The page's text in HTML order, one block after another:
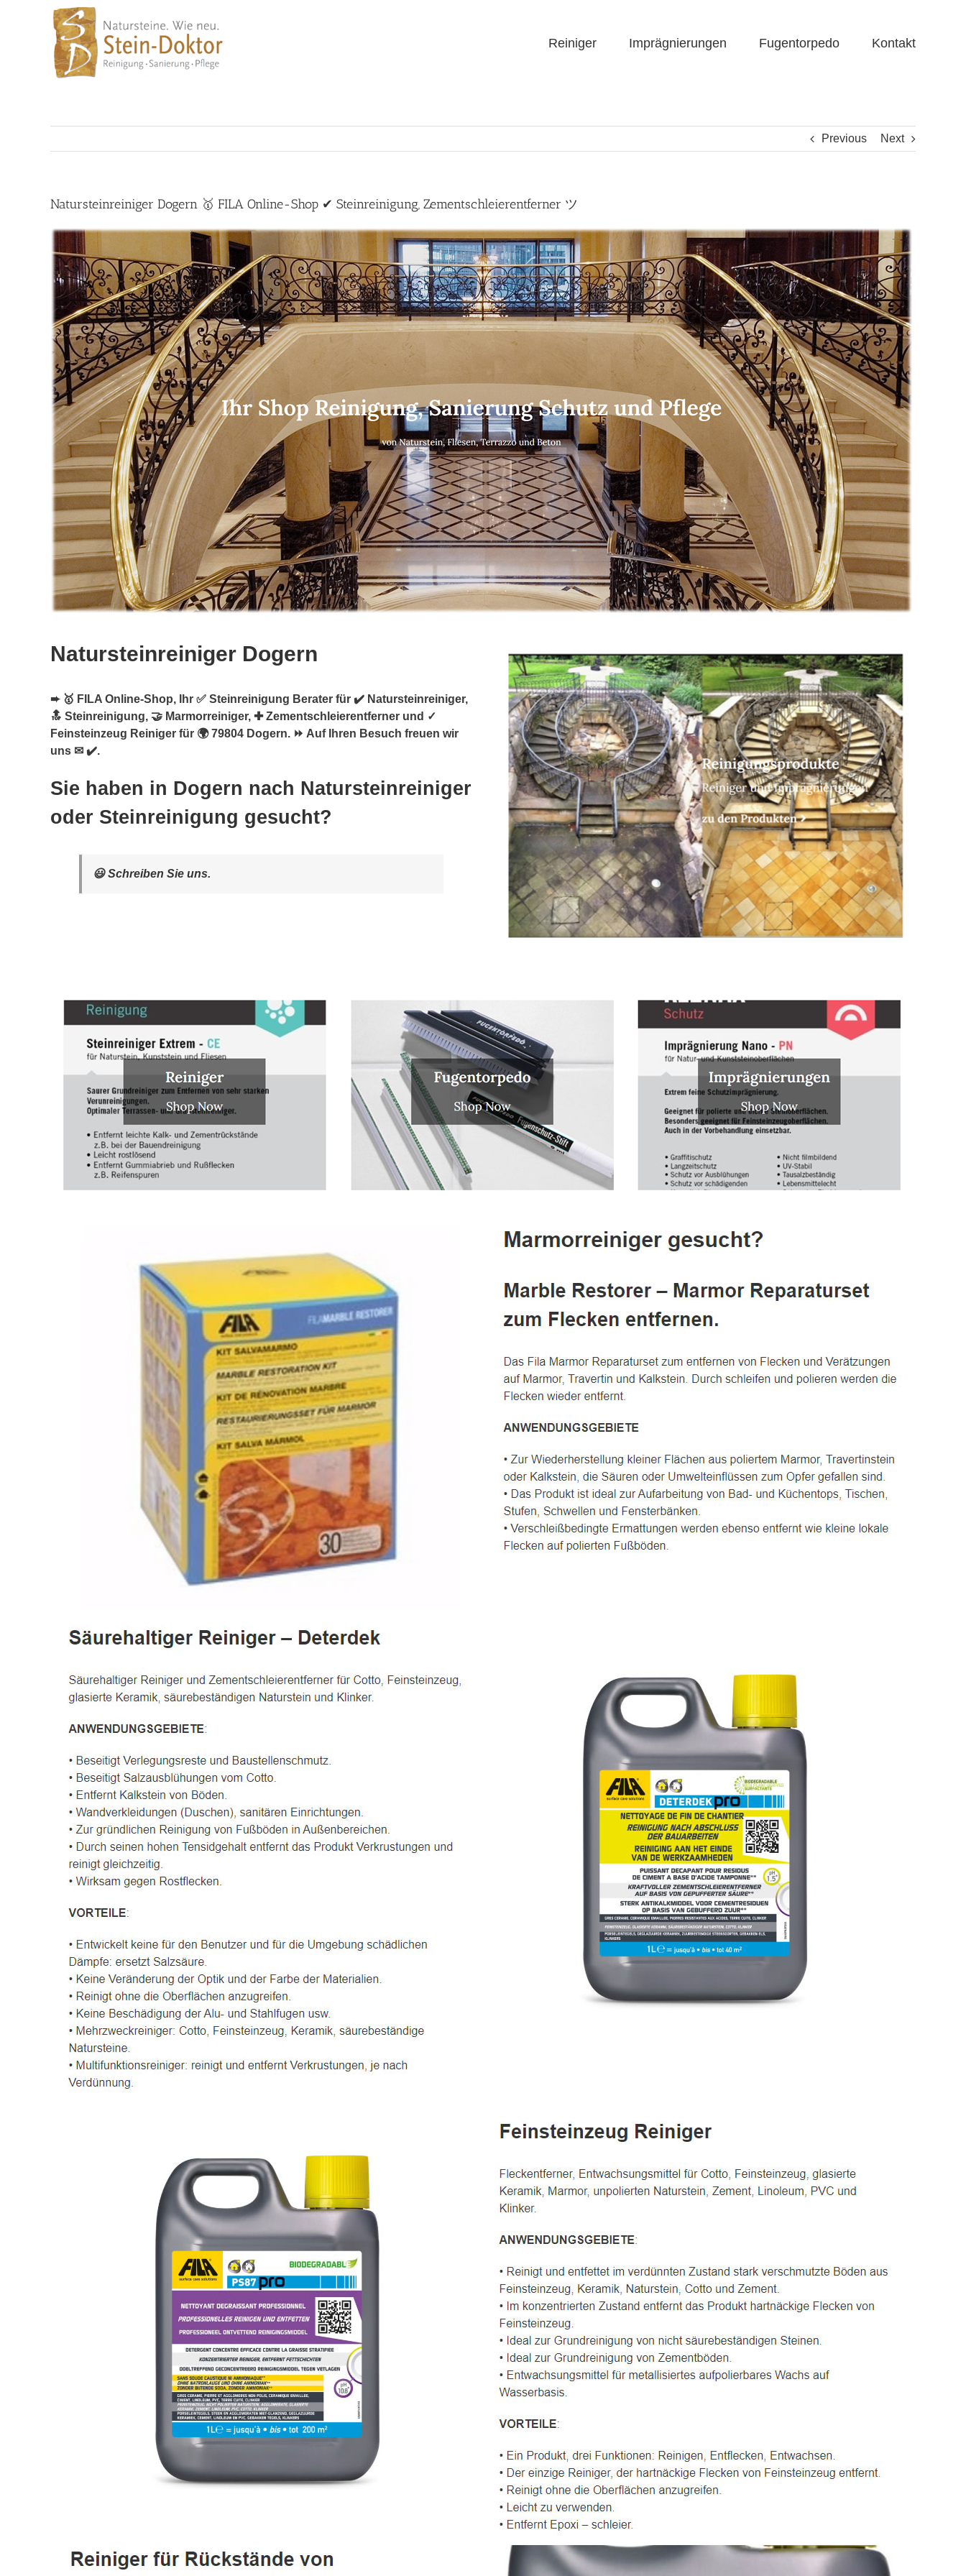
Reiniger Imprägnierungen Fugentorpedo Kontakt
Previous Next
Natursteinreiniger Dogern 🥇 FILA Online-Shop ✔ Steinreinigung, Zementschleierentferner ツ
Natursteinreiniger Dogern
➨ 🥇 FILA Online-Shop, Ihr ✅ Steinreinigung Berater für ✔️ Natursteinreiniger,
🔝 Steinreinigung, 🤝 Marmorreiniger, ✚ Zementschleierentferner und ✓
Feinsteinzeug Reiniger für 🌍 79804 Dogern. ⏩ Auf Ihren Besuch freuen wir
uns ✉ ✔️.
Sie haben in Dogern nach Natursteinreiniger
oder Steinreinigung gesucht?
😃 Schreiben Sie uns.